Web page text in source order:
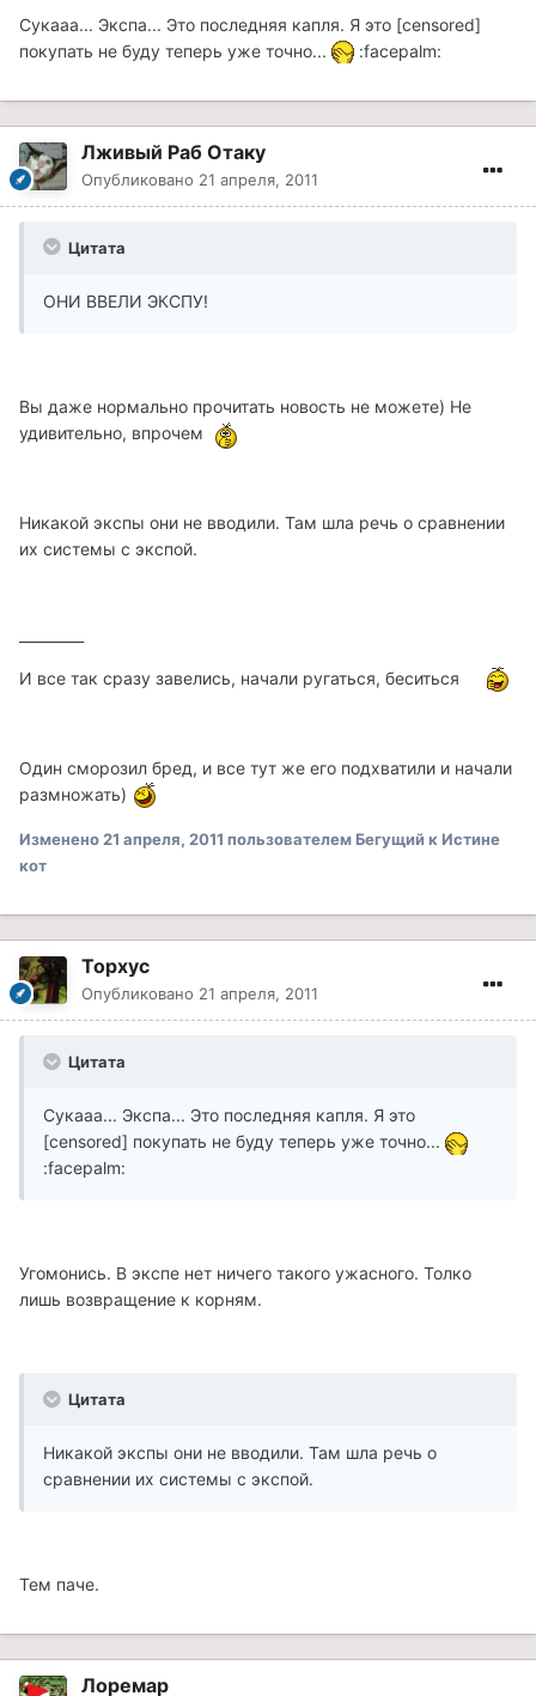
Сукааа... Экспа... Это последняя капля. Я это [censored]
покупать не буду теперь уже точно...
:facepalm:
Лживый Раб Отаку
Опубликовано 21 апреля, 2011
Цитата
ОНИ ВВЕЛИ ЭКСПУ!
Вы даже нормально прочитать новость не можете) Не
удивительно, впрочем
Никакой экспы они не вводили. Там шла речь о сравнении
их системы с экспой.
И все так сразу завелись, начали ругаться, беситься
Один сморозил бред, и все тут же его подхватили и начали
размножать)
Изменено21 апреля, 2011 пользователем Бегущий к Истине
кот
Topxyc
Опубликовано 21 апреля, 2011
Цитата
Сукааа... Экспа... Это последняя капля. Я это
[censored] покупать не буду теперь уже точно...
:facepalm:
Угомонись. В экспе нет ничего такого ужасного. Толко
лишь возвращение к корням.
Цитата
Никакой экспы они не вводили. Там шла речь о
сравнении их системы с экспой.
Тем паче.
Лоремар